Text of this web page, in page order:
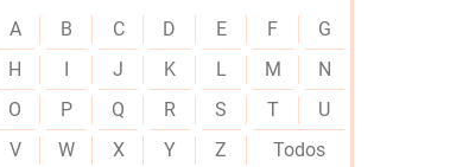
A B C D E F
G
H
I J K L M
N
O
P Q R S T
U
V
W X Y Z Todos